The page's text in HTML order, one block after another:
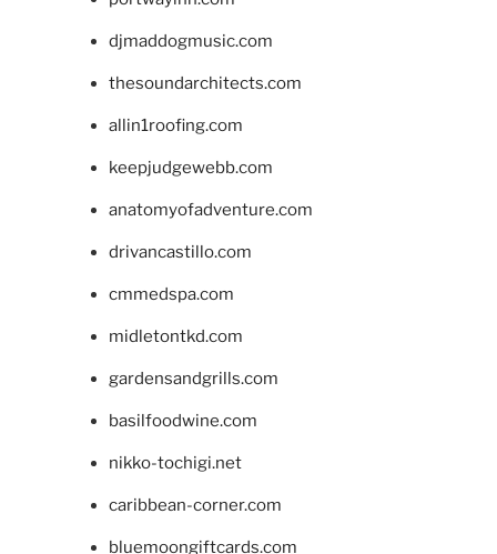
djmaddogmusic.com
thesoundarchitects.com
allin1roofing.com
keepjudgewebb.com
anatomyofadventure.com
drivancastillo.com
cmmedspa.com
midletontkd.com
gardensandgrills.com
basilfoodwine.com
nikko-tochigi.net
caribbean-corner.com
bluemoongiftcards.com